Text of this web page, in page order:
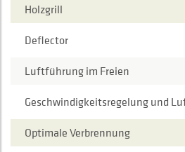
Holzgrill
Deflector
Luftführung im Freien
Geschwindigkeitsregelung und
Optimale Verbrennung